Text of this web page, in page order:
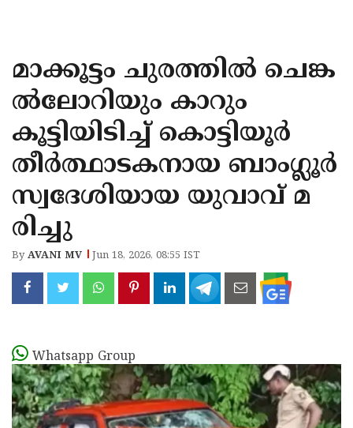
KANNUR
KASARAGOD
മാക്കൂട്ടം ചുരത്തിൽ ചെങ്ക
ൽലോറിയും കാറും
കൂട്ടിയിടിച്ച് കൊട്ടിയൂർ
തീർത്ഥാടകനായ ബാംഗ്ലൂർ
സ്വദേശിയായ യുവാവ് മ
രിച്ചു
ByAVANI MV Jun 18, 2026, 08:55 IST
Whatsapp Group